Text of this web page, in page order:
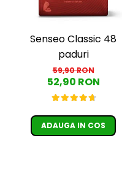
Senseo Classic 48
paduri
59,90 RON
52,90 RON
ADAUGA IN COS